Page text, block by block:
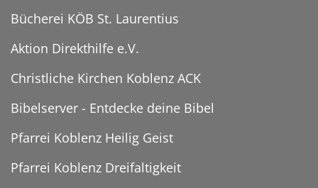
Bücherei KÖB St. Laurentius
Aktion Direkthilfe e.V.
Christliche Kirchen Koblenz ACK
Bibelserver - Entdecke deine Bibel
Pfarrei Koblenz Heilig Geist
Pfarrei Koblenz Dreifaltigkeit